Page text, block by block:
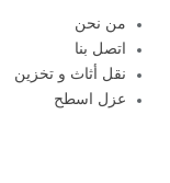
من نحن
اتصل بنا
نقل أثاث و تخزين
عزل اسطح